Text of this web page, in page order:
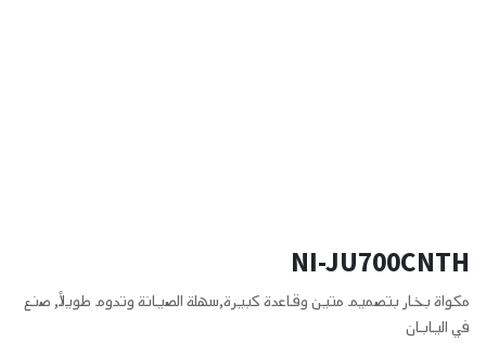
NI-JU700CNTH
مكواة بخار بتصميم متين وقاعدة كبيرة,سهلة الصيانة وتدوم طويلاً, صنع
في اليابان